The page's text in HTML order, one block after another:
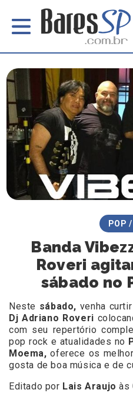
POP
Banda
Roveri
sábado no
Neste sábado, venha
Dj Adriano Roveri
com seu repertório
pop rock e atualidades no
Moema,oferece os
gosta de boa música e de
Editado por Lais Araujo às